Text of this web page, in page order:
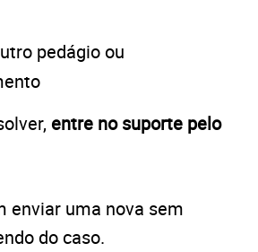
pedágio ou
entre no suporte pelo
enviar uma nova sem
do caso.